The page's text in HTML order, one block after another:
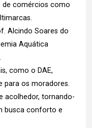
de comércios como
Alcindo Soares do
Aquática
como o DAE,
para os moradores.
acolhedor, tornando-
busca conforto e